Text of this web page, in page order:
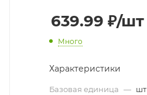
639.99 ₽/шт
Много
Характеристики
Базовая единица — шт